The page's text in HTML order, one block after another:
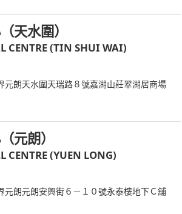
天水圍）
CENTRE (TIN SHUI WAI)
朗天水圍天瑞路８號嘉湖山莊翠湖居商場
元朗）
CENTRE (YUEN LONG)
朗元朗安興街６－１０號永泰樓地下Ｃ舖